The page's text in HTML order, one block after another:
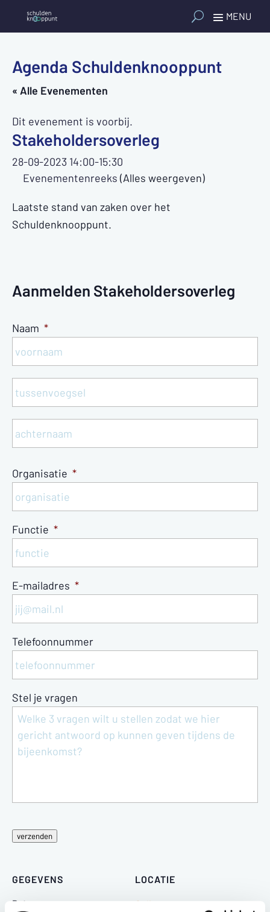
Agenda Schuldenknooppunt
« Alle Evenementen
Dit evenement is voorbij.
Stakeholdersoverleg
28-09-2023 14:00-15:30
Evenementenreeks (Alles weergeven)
Laatste stand van zaken over het
Schuldenknooppunt.
Aanmelden Stakeholdersoverleg
Naam *
Organisatie *
Functie *
E-mailadres *
Telefoonnummer
Stel je vragen
verzenden
GEGEVENS
Datum:
LOCATIE
Online